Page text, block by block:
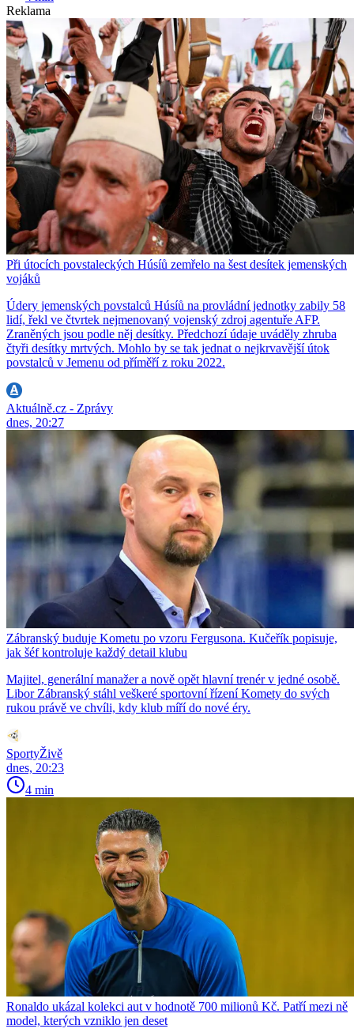
Reklama
Při útocích povstaleckých Húsíů zemřelo na šest desítek jemenských
vojáků
Údery jemenských povstalců Húsíů na provládní jednotky zabily 58
lidí, řekl ve čtvrtek nejmenovaný vojenský zdroj agentuře AFP.
Zraněných jsou podle něj desítky. Předchozí údaje uváděly zhruba
čtyři desítky mrtvých. Mohlo by se tak jednat o nejkrvavější útok
povstalců v Jemenu od příměří z roku 2022.
Aktuálně.cz - Zprávy
dnes, 20:27
Zábranský buduje Kometu po vzoru Fergusona. Kučeřík popisuje,
jak šéf kontroluje každý detail klubu
Majitel, generální manažer a nově opět hlavní trenér v jedné osobě.
Libor Zábranský stáhl veškeré sportovní řízení Komety do svých
rukou právě ve chvíli, kdy klub míří do nové éry.
SportyŽivě
dnes, 20:23
4 min
Ronaldo ukázal kolekci aut v hodnotě 700 milionů Kč. Patří mezi ně
model, kterých vzniklo jen deset